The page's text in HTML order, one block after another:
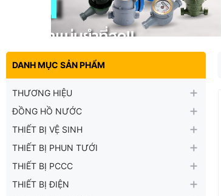
DANH MỤC SẢN PHẨM
THƯƠNG HIỆU
ĐỒNG HỒ NƯỚC
THIẾT BỊ VỆ SINH
THIẾT BỊ PHUN TƯỚI
THIẾT BỊ PCCC
THIẾT BỊ ĐIỆN